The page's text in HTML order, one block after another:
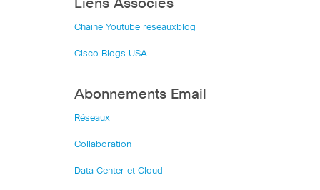
Liens Associés
Chaîne Youtube reseauxblog
Cisco Blogs USA
Abonnements Email
Réseaux
Collaboration
Data Center et Cloud